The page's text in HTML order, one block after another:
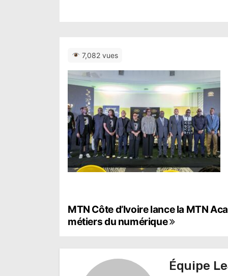
7,082 vues
N
v
MTN Côte d’Ivoire lance la MTN
métiers du numérique
Équipe